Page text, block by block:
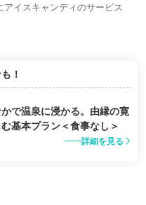
イスキャンディのサービス
！
かで温泉に浸かる。由縁の寛
基本プラン＜食事なし＞
詳細を見る